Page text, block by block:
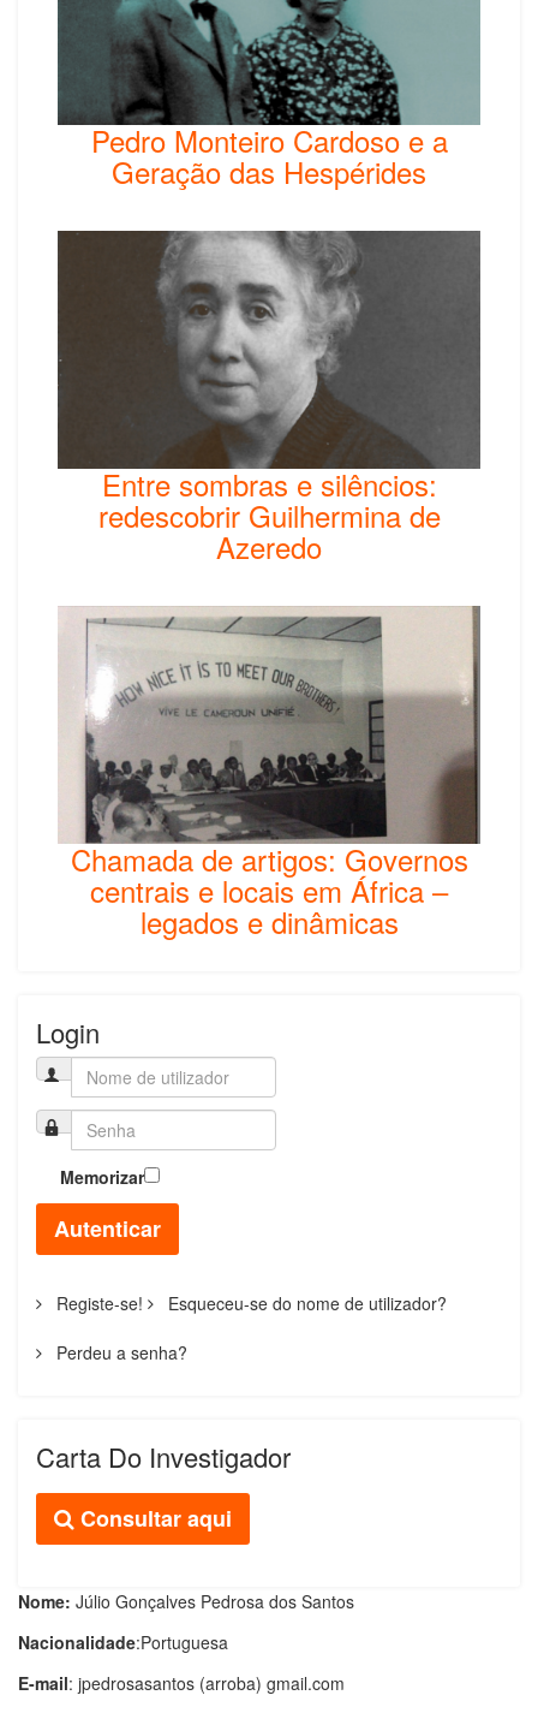
Pedro Monteiro Cardoso e a
Geração das Hespérides
Entre sombras e silêncios:
redescobrir Guilhermina de
Azeredo
Chamada de artigos: Governos
centrais e locais em África –
legados e dinâmicas
Login
Memorizar
Autenticar
Registe-se! Esqueceu-se do nome de utilizador?
Perdeu a senha?
Carta Do Investigador
Consultar aqui
Nome: Júlio Gonçalves Pedrosa dos Santos
Nacionalidade:Portuguesa
E-mail: jpedrosasantos (arroba) gmail.com